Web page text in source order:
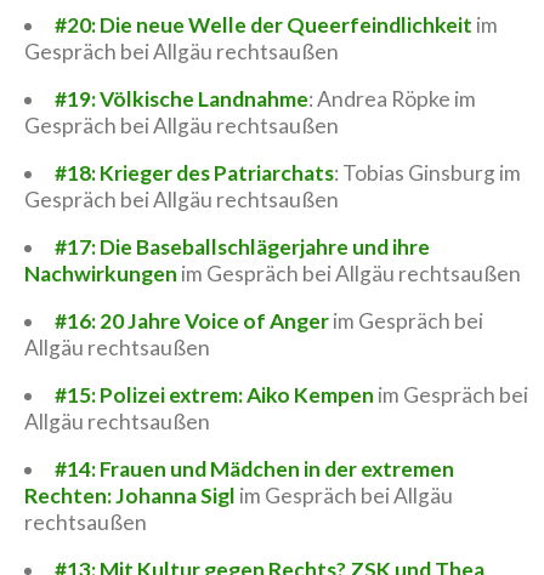
#20: Die neue Welle der Queerfeindlichkeit im
Gespräch bei Allgäu rechtsaußen
#19: Völkische Landnahme: Andrea Röpke im
Gespräch bei Allgäu rechtsaußen
#18: Krieger des Patriarchats: Tobias Ginsburg im
Gespräch bei Allgäu rechtsaußen
#17: Die Baseballschlägerjahre und ihre
Nachwirkungen im Gespräch bei Allgäu rechtsaußen
#16: 20 Jahre Voice of Angerim Gespräch bei
Allgäu rechtsaußen
#15: Polizei extrem: Aiko Kempen im Gespräch bei
Allgäu rechtsaußen
#14: Frauen und Mädchen in der extremen
Rechten: Johanna Sigl im Gespräch bei Allgäu
rechtsaußen
#13: Mit Kultur gegen Rechts? ZSK und Thea